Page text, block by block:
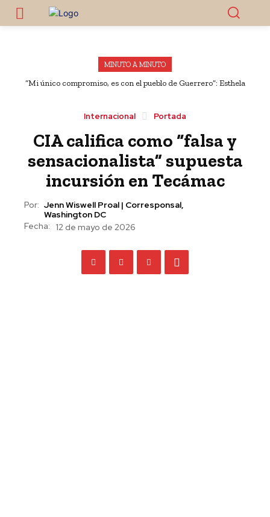
MINUTO A MINUTO
“Mi único compromiso, es con el pueblo de Guerrero”: Esthela
Internacional Portada
CIA califica como “falsa y
sensacionalista” supuesta
incursión en Tecámac
Por: Jenn Wiswell Proal | Corresponsal,
Washington DC
Fecha:
12 de mayo de 2026